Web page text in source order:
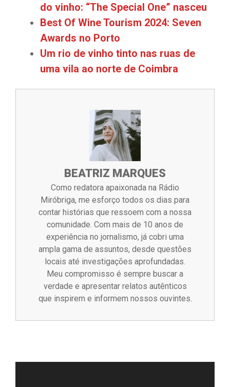
do vinho: “The Special One” nasceu
Best Of Wine Tourism 2024: Seven
Awards no Porto
Um rio de vinho tinto nas ruas de
uma vila ao norte de Coimbra
BEATRIZ MARQUES
Como redatora apaixonada na Rádio
Miróbriga, me esforço todos os dias para
contar histórias que ressoem com a nossa
comunidade. Com mais de 10 anos de
experiência no jornalismo, já cobri uma
ampla gama de assuntos, desde questões
locais até investigações aprofundadas.
Meu compromisso é sempre buscar a
verdade e apresentar relatos autênticos
que inspirem e informem nossos ouvintes.